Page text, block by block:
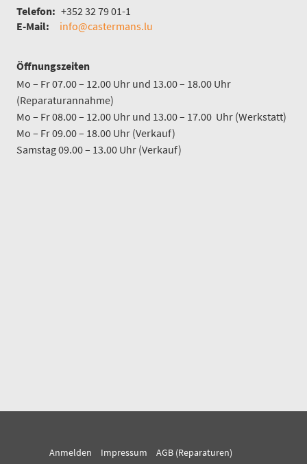
Telefon: +352 32 79 01-1
E-Mail:
info@castermans.lu
Öffnungszeiten
Mo – Fr 07.00 – 12.00 Uhr und 13.00 – 18.00 Uhr
(Reparaturannahme)
Mo – Fr 08.00 – 12.00 Uhr und 13.00 – 17.00 Uhr (Werkstatt)
Mo – Fr 09.00 – 18.00 Uhr (Verkauf)
Samstag 09.00 – 13.00 Uhr (Verkauf)
Anmelden Impressum
AGB (Reparaturen)